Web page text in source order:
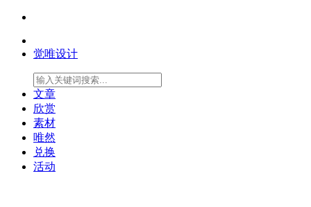
觉唯设计
文章
欣赏
素材
唯然
兑换
活动